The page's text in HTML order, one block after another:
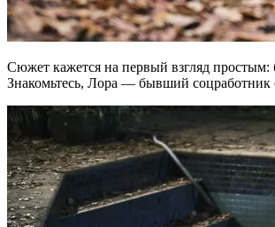
Сюжет кажется на первый взгляд
Знакомьтесь, Лора — бывший соцработник